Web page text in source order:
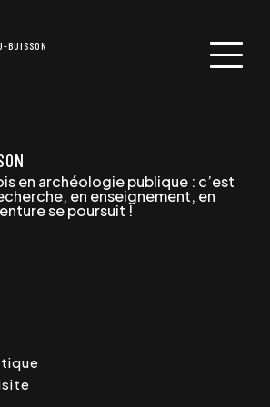
BUISSON
en archéologie publique : c’est
en enseignement, en
se poursuit !